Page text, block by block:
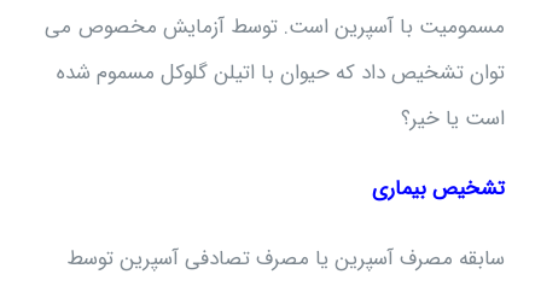
مسمومیت با آسپرین است. توسط آزمایش مخصوص می
توان تشخیص داد که حیوان با اتیلن گلوکل مسموم شده
است یا خیر؟
تشخیص بیماری
سابقه مصرف آسپرین یا مصرف تصادفی آسپرین توسط